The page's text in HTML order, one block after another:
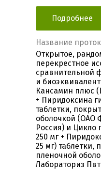
Подробнее
Название
Открытое,
перекрестное
сравнительной
и
Кансамин плюс
+ Пиридоксина
таблетки,
оболочкой (ОАО
Россия) и Цикло
250 мг +
25 мг) таблетки,
пленочной
Лабораториз